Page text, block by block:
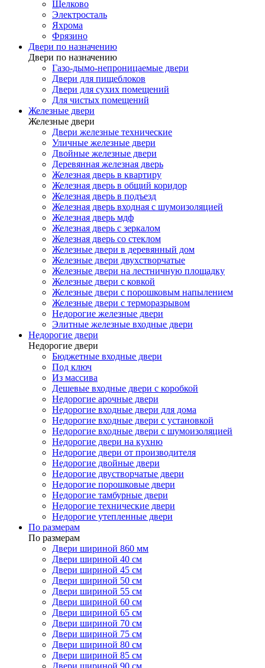
Щелково
Электросталь
Яхрома
Фрязино
Двери по назначению
Двери по назначению
Газо-дымо-непроницаемые двери
Двери для пищеблоков
Двери для сухих помещений
Для чистых помещений
Железные двери
Железные двери
Двери железные технические
Уличные железные двери
Двойные железные двери
Деревянная железная дверь
Железная дверь в квартиру
Железная дверь в общий коридор
Железная дверь в подъезд
Железная дверь входная с шумоизоляцией
Железная дверь мдф
Железная дверь с зеркалом
Железная дверь со стеклом
Железные двери в деревянный дом
Железные двери двухстворчатые
Железные двери на лестничную площадку
Железные двери с ковкой
Железные двери с порошковым напылением
Железные двери с терморазрывом
Недорогие железные двери
Элитные железные входные двери
Недорогие двери
Недорогие двери
Бюджетные входные двери
Под ключ
Из массива
Дешевые входные двери с коробкой
Недорогие арочные двери
Недорогие входные двери для дома
Недорогие входные двери с установкой
Недорогие входные двери с шумоизоляцией
Недорогие двери на кухню
Недорогие двери от производителя
Недорогие двойные двери
Недорогие двустворчатые двери
Недорогие порошковые двери
Недорогие тамбурные двери
Недорогие технические двери
Недорогие утепленные двери
По размерам
По размерам
Двери шириной 860 мм
Двери шириной 40 см
Двери шириной 45 см
Двери шириной 50 см
Двери шириной 55 см
Двери шириной 60 см
Двери шириной 65 см
Двери шириной 70 см
Двери шириной 75 см
Двери шириной 80 см
Двери шириной 85 см